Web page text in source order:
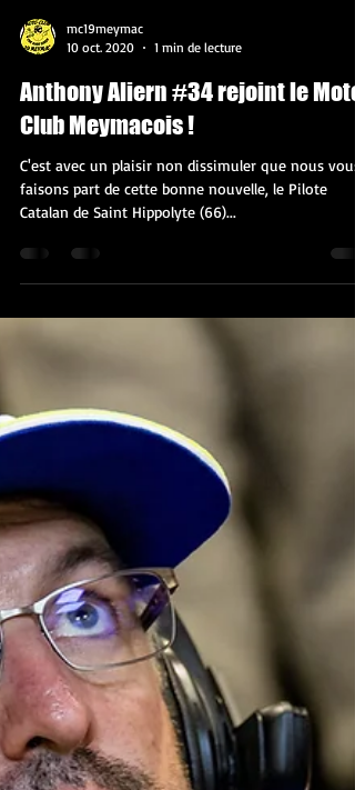
mc19meymac
10 oct. 2020
1 min de lecture
Club Meymacois !
C'est avec un plaisir non dissimuler que nous vous
faisons part de cette bonne nouvelle, le Pilote